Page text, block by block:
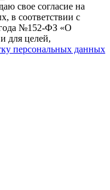
свое согласие на
в соответствии с
№152-ФЗ «О
для целей,
персональных данных